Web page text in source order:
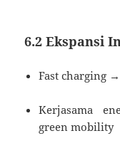
6.2 Ekspansi
Fast charging
Kerjasama
green mobility